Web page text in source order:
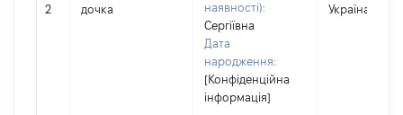
2 дочка
наявності):
Сергіївна
Дата
народження:
[Конфіденційна
інформація]
Україна